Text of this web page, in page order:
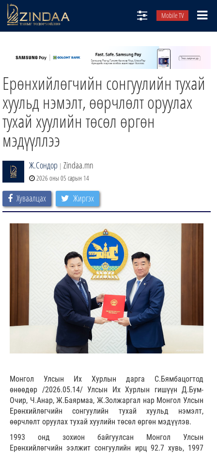
Mobile TV
ТВ8
ӨГЛӨӨНИЙ СОНИН
АУДИО ЗОХИОЛ
ЗИНДАА СЭТГҮҮЛ
Ерөнхийлөгчийн сонгуулийн тухай
хуульд нэмэлт, өөрчлөлт оруулах
тухай хуулийн төсөл өргөн
мэдүүллээ
Ж.Сондор | Zindaa.mn
2026 оны 05 сарын 14
Хуваалцах Жиргэх
Монгол Улсын Их Хурлын дарга С.Бямбацогтод
өнөөдөр /2026.05.14/ Улсын Их Хурлын гишүүн Д.Бум-
Очир, Ч.Анар, Ж.Баярмаа, Ж.Золжаргал нар Монгол Улсын
Ерөнхийлөгчийн сонгуулийн тухай хуульд нэмэлт,
өөрчлөлт оруулах тухай хуулийн төсөл өргөн мэдүүлэв.
1993 онд зохион байгуулсан Монгол Улсын
Ерөнхийлөгчийн ээлжит сонгуулийн ирц 92.7 хувь, 1997